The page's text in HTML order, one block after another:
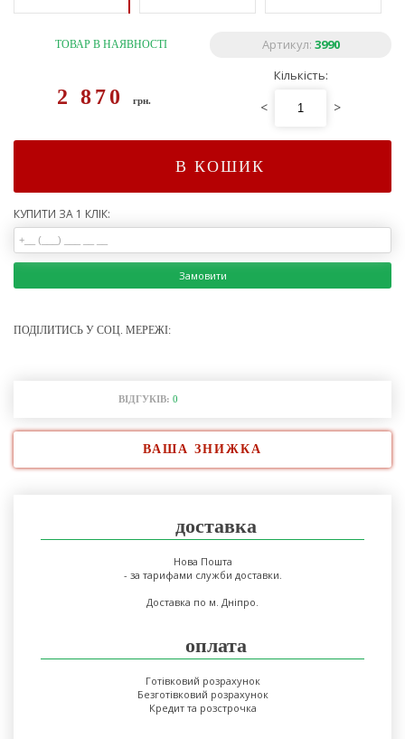
ТОВАР В НАЯВНОСТІ Артикул: 3990
2 870грн.
Кількість:
< >
В КОШИК
КУПИТИ ЗА 1 КЛІК:
Замовити
ПОДІЛИТИСЬ У СОЦ. МЕРЕЖІ:
ВІДГУКІВ: 0
ВАША ЗНИЖКА
доставка
Нова Пошта
- за тарифами служби доставки.
Доставка по м. Дніпро.
оплата
Готівковий розрахунок
Безготівковий розрахунок
Кредит та розстрочка